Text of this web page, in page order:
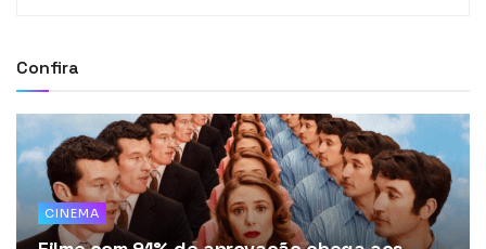
Confira
CINEMA